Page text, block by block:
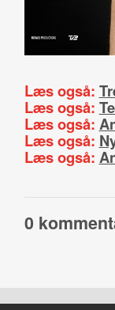
Læs også:
Læs også:
Læs også:
Læs også:
Læs også:
0